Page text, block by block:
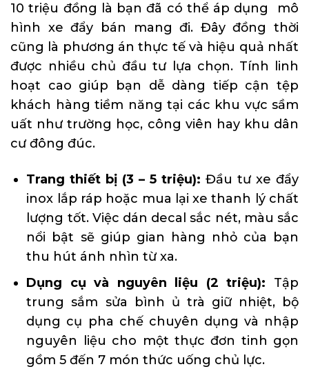
10 triệu đồng là bạn đã có thể áp dụng mô
hình xe đẩy bán mang đi. Đây đồng thời
cũng là phương án thực tế và hiệu quả nhất
được nhiều chủ đầu tư lựa chọn. Tính linh
hoạt cao giúp bạn dễ dàng tiếp cận tệp
khách hàng tiềm năng tại các khu vực sầm
uất như trường học, công viên hay khu dân
cư đông đúc.
Trang thiết bị (3 – 5 triệu): Đầu tư xe đẩy
inox lắp ráp hoặc mua lại xe thanh lý chất
lượng tốt. Việc dán decal sắc nét, màu sắc
nổi bật sẽ giúp gian hàng nhỏ của bạn
thu hút ánh nhìn từ xa.
Dụng cụ và nguyên liệu (2 triệu): Tập
trung sắm sửa bình ủ trà giữ nhiệt, bộ
dụng cụ pha chế chuyên dụng và nhập
nguyên liệu cho một thực đơn tinh gọn
gồm 5 đến 7 món thức uống chủ lực.